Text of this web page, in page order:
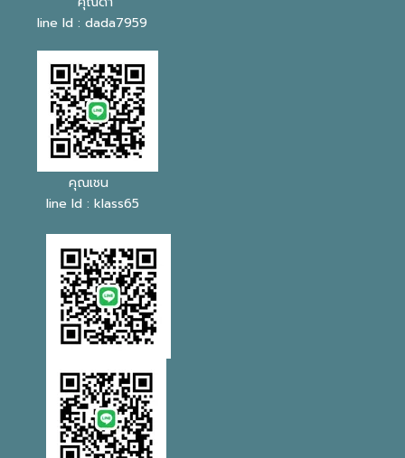
line Id : dada7959
คุณเชน
line Id : klass65